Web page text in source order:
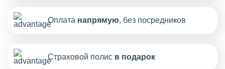
Оплата напрямую, без посредников
Страховой полис в подарок